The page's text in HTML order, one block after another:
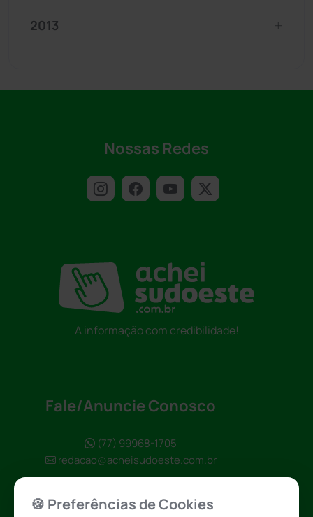
2013
Nossas Redes
A informação com credibilidade!
Fale/Anuncie Conosco
(77) 99968-1705
redacao@acheisudoeste.com.br
🍪 Preferências de Cookies